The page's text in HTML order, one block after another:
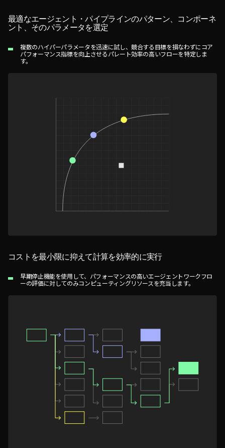
最適なエージェント・パイプラインのパターン、コンポーネ
ント、そのパラメータを選定
複数のハイパーパラメータを迅速に試し、競合する目標を損なわずにコア
パフォーマンス指標を向上させるパレート効率の高いフローを特定しま
す。
コストを最小限に抑えて計算を効率的に実行
早期停止機能を使用して、パフォーマンスの高いエージェントワークフロ
ーの評価に対してのみコンピューティングリソースを充当します。